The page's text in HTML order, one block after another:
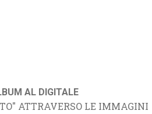
AL DIGITALE
ATTRAVERSO LE IMMAGINI